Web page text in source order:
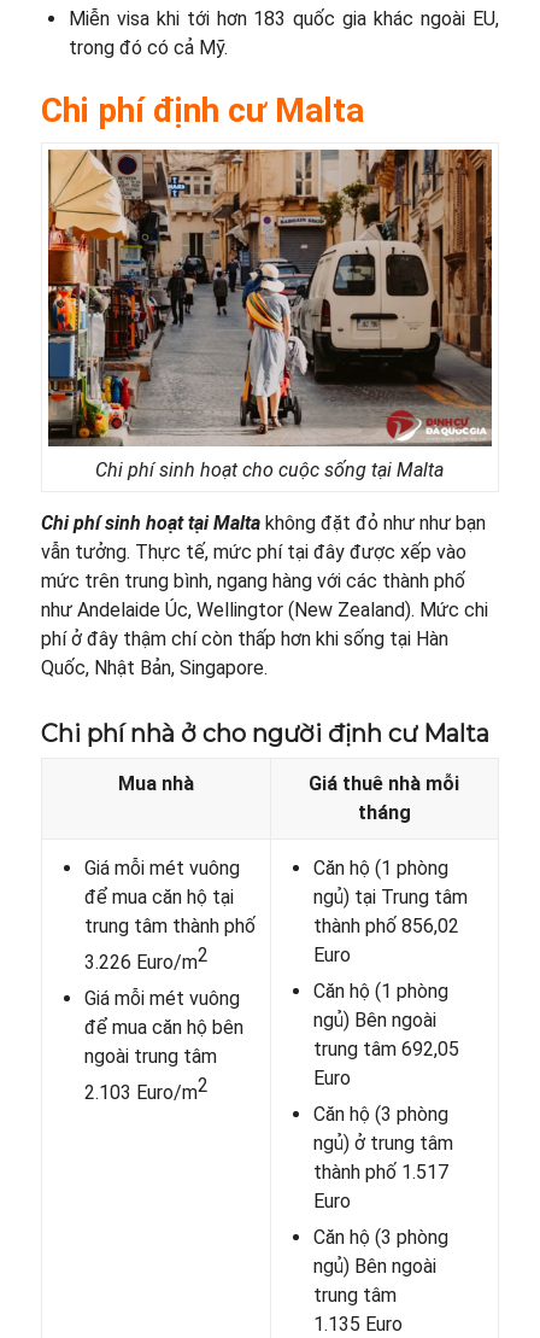
Miễn visa khi tới hơn 183 quốc gia khác ngoài EU,
trong đó có cả Mỹ.
Chi phí định cư Malta
Chi phí sinh hoạt cho cuộc sống tại Malta
Chi phí sinh hoạt tại Maltakhông đặt đỏ như như bạn
vẫn tưởng. Thực tế, mức phí tại đây được xếp vào
mức trên trung bình, ngang hàng với các thành phố
như Andelaide Úc, Wellingtor (New Zealand). Mức chi
phí ở đây thậm chí còn thấp hơn khi sống tại Hàn
Quốc, Nhật Bản, Singapore.
Chi phí nhà ở cho người định cư Malta
Mua nhà
Giá thuê nhà mỗi
tháng
Giá mỗi mét vuông
để mua căn hộ tại
trung tâm thành phố
3.226 Euro/m2
Giá mỗi mét vuông
để mua căn hộ bên
ngoài trung tâm
2.103 Euro/m2
Căn hộ (1 phòng
ngủ) tại Trung tâm
thành phố 856,02
Euro
Căn hộ (1 phòng
ngủ) Bên ngoài
trung tâm 692,05
Euro
Căn hộ (3 phòng
ngủ) ở trung tâm
thành phố 1.517
Euro
Căn hộ (3 phòng
ngủ) Bên ngoài
trung tâm
1.135 Euro